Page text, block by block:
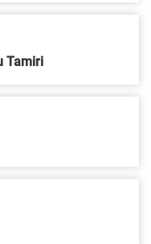
Tamiri